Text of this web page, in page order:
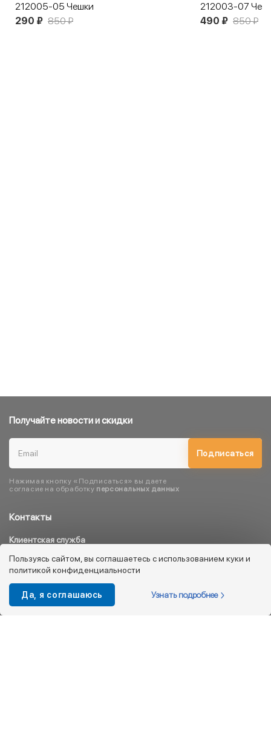
212005-05 Чешки
290 ₽ 850 ₽
212003-07
490 ₽ 850 ₽
Контакты
Клиентская служба
8 800 333 08 45
info@kotofey.ru
Магазины в Москва (50)
Получайте новости и скидки
Подписаться
Нажимая кнопку «Подписаться» вы даете
согласие на обработку персональных данных
Пользуясь сайтом, вы соглашаетесь с использованием куки и
политикой конфиденциальности
Да, я соглашаюсь Узнать подробнее